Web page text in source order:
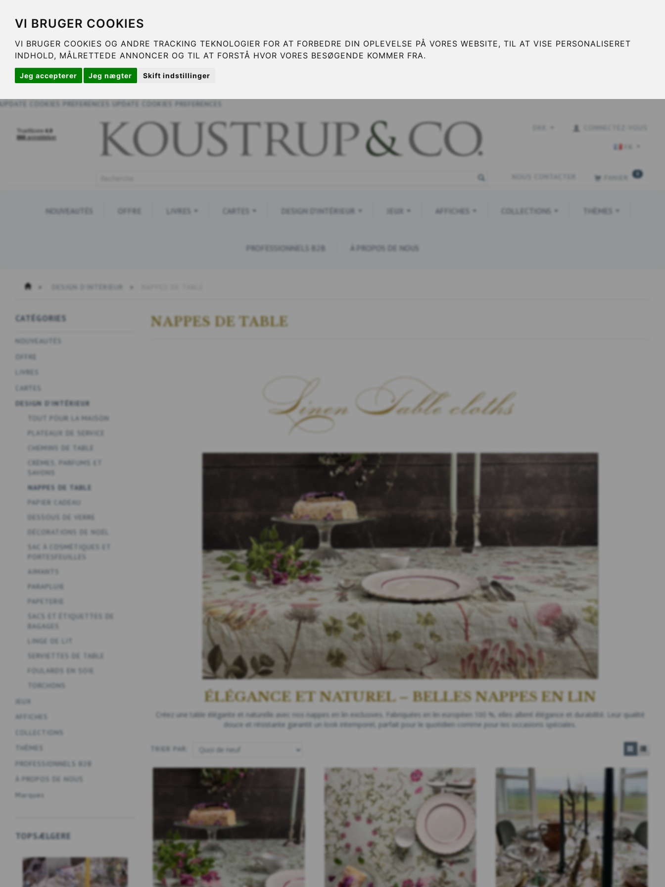
VI BRUGER COOKIES
VI BRUGER COOKIES OG ANDRE TRACKING TEKNOLOGIER FOR AT FORBEDRE DIN OPLEVELSE PÅ VORES WEBSITE, TIL AT VISE PERSONALISERET
INDHOLD, MÅLRETTEDE ANNONCER OG TIL AT FORSTÅ HVOR VORES BESØGENDE KOMMER FRA.
Jeg accepterer Jeg nægter Skift indstillinger
UPDATE COOKIES PREFERENCES UPDATE COOKIES PREFERENCES
NOUVEAUTÉS OFFRE LIVRES CARTES DESIGN D'INTÉRIEUR JEUX AFFICHES COLLECTIONS THÈMES
PROFESSIONNELS B2B À PROPOS DE NOUS
CATÉGORIES
NOUVEAUTÉS
OFFRE
LIVRES
CARTES
DESIGN D'INTÉRIEUR
TOUT POUR LA MAISON
PLATEAUX DE SERVICE
CHEMINS DE TABLE
CRÈMES, PARFUMS ET
SAVONS
NAPPES DE TABLE
PAPIER CADEAU
DESSOUS DE VERRE
DÉCORATIONS DE NOËL
SAC À COSMÉTIQUES ET
PORTESFEUILLES
AIMANTS
PARAPLUIE
PAPETERIE
SACS ET ÉTIQUETTES DE
BAGAGES
LINGE DE LIT
SERVIETTES DE TABLE
FOULARDS EN SOIE
TORCHONS
JEUX
AFFICHES
COLLECTIONS
THÈMES
PROFESSIONNELS B2B
À PROPOS DE NOUS
Marques
TOPSÆLGERE
NAPPES DE TABLE
ÉLÉGANCE ET NATUREL – BELLES NAPPES EN LIN
Créez une table élégante et naturelle avec nos nappes en lin exclusives. Fabriquées en lin européen 100 %, elles allient élégance et durabilité. Leur qualité
douce et résistante garantit un look intemporel, parfait pour le quotidien comme pour les occasions spéciales.
TRIER PAR: